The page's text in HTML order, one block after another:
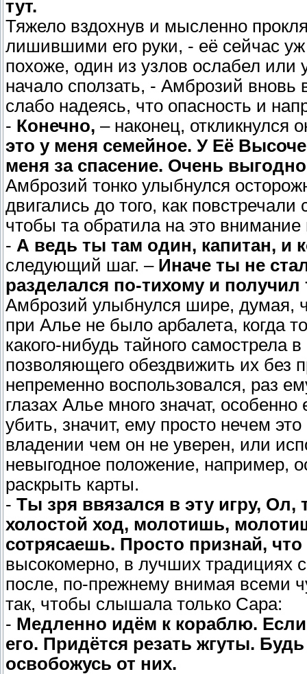
тут.
Тяжело вздохнув и мысленно
лишившими его руки, - её сейчас
похоже, один из узлов ослабел или
начало сползать, - Амброзий
слабо надеясь, что опасность и
- Конечно, – наконец, откликнулся
это у меня семейное. У Её
меня за спасение. Очень
Амброзий тонко улыбнулся
двигались до того, как
чтобы та обратила на это
- А ведь ты там один, капитан, и
следующий шаг. – Иначе ты не
разделался по-тихому и получил
Амброзий улыбнулся шире, думая,
при Алье не было арбалета, когда
какого-нибудь тайного самострела
позволяющего обездвижить их без
непременно воспользовался, раз
глазах Алье много значат,
убить, значит, ему просто нечем
владении чем он не уверен, или
невыгодное положение, например,
раскрыть карты.
- Ты зря ввязался в эту игру, Ол,
холостой ход, молотишь,
сотрясаешь. Просто признай,
высокомерно, в лучших традициях
после, по-прежнему внимая всеми
так, чтобы слышала только Сара:
- Медленно идём к кораблю.
его. Придётся резать жгуты.
освобожусь от них.